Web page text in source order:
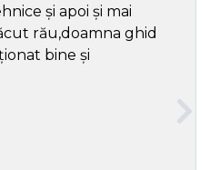
și apoi și mai
rău,doamna ghid
bine și